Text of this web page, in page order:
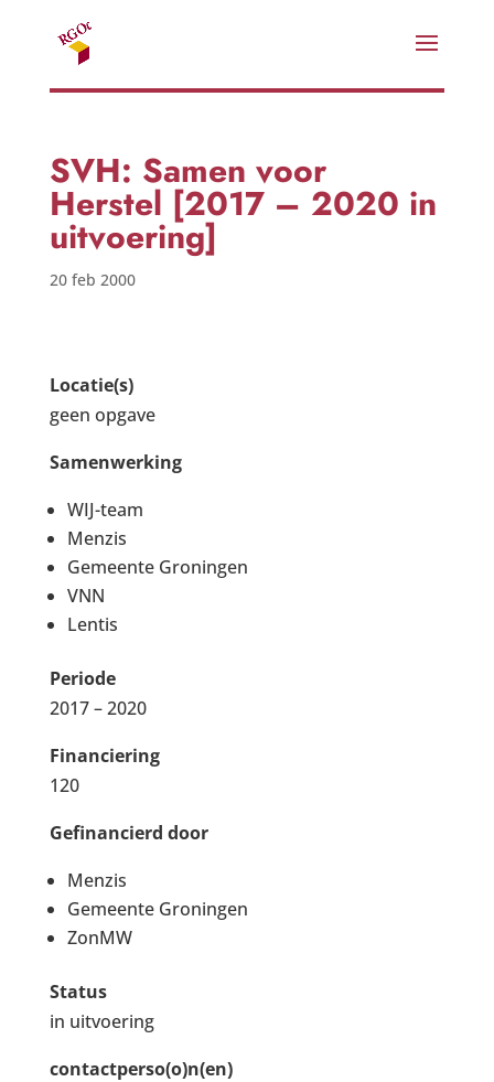
SVH: Samen voor
Herstel [2017 – 2020 in
uitvoering]
20 feb 2000
Locatie(s)
geen opgave
Samenwerking
WIJ-team
Menzis
Gemeente Groningen
VNN
Lentis
Periode
2017 – 2020
Financiering
120
Gefinancierd door
Menzis
Gemeente Groningen
ZonMW
Status
in uitvoering
contactperso(o)n(en)